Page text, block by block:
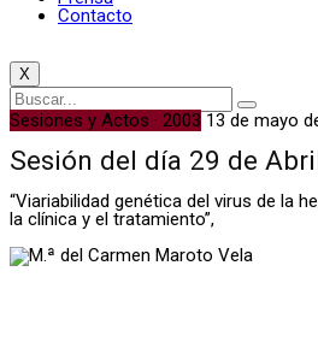
Contacto
X
Sesiones y Actos · 2003 13 de mayo
Sesión del día 29 de
“Viariabilidad genética del virus de la
la clínica y el tratamiento”,